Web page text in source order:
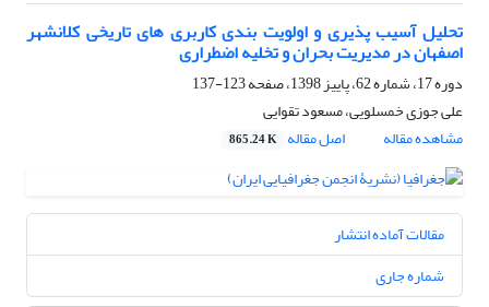
تحلیل آسیب پذیری و اولویت بندی کاربری های تاریخی کلانشهر
اصفهان در مدیریت بحران و تخلیه اضطراری
دوره 17، شماره 62، پاییز 1398، صفحه
123-137
علی جوزی خمسلویی، مسعود تقوایی
مشاهده مقاله
اصل مقاله 865.24 K
مقالات آماده انتشار
شماره جاری